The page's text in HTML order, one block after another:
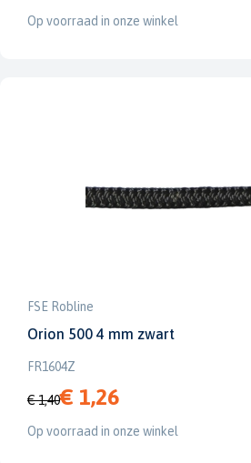
Op voorraad in onze winkel
FSE Robline
Orion 500 4 mm zwart
FR1604Z
€ 1,40€ 1,26
Op voorraad in onze winkel